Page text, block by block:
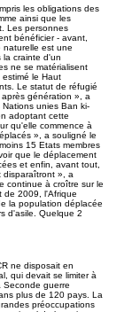
les obligations des
ainsi que les
Les personnes
bénéficier - avant,
est une
la crainte d'un
ne se matérialisent
le Haut
Le statut de réfugié
génération », a
unies Ban ki-
adoptant cette
qu'elle commence à
», a souligné le
15 Etats membres
que le déplacement
et enfin, avant tout,
disparaîtront », a
continue à croître sur le
de 2009, l'Afrique
la population déplacée
d'asile. Quelque 2
ne disposait en
qui devait se limiter à
Seconde guerre
plus de 120 pays. La
préoccupations